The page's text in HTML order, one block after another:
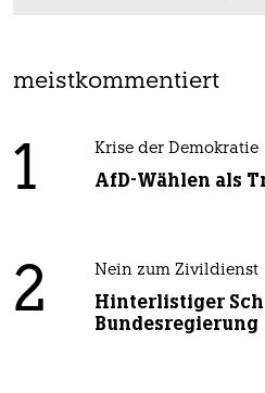
meistkommentiert
1 Krise der Demokratie
AfD-Wählen als
2 Nein zum Zivildienst
Hinterlistiger
Bundesregierung